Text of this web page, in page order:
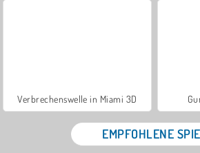
Verbrechenswelle in Miami 3D
EMPFOHLENE